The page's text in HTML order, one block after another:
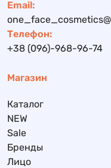
Email:
Телефон:
+38 (096)-968-96-74
Магазин
Каталог
NEW
Sale
Бренды
Лицо